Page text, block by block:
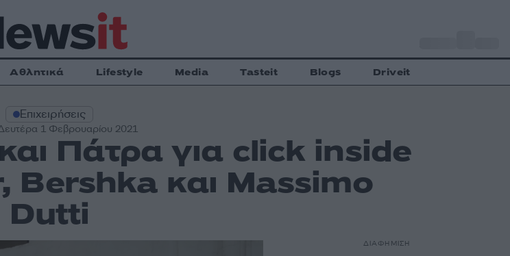
Αθλητικά Lifestyle Media Tasteit Blogs Driveit
Επιχειρήσεις
1 Φεβρουαρίου 2021
Πάτρα για click inside
Bershka και Massimo
Dutti
ΔΙΑΦΗΜΙΣΗ